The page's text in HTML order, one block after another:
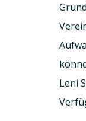
Leni